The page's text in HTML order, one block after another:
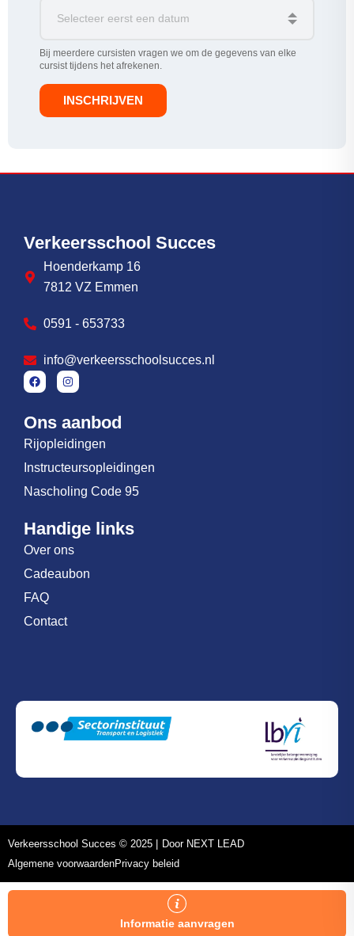
Bij meerdere cursisten vragen we om de gegevens van elke
cursist tijdens het afrekenen.
INSCHRIJVEN
Verkeersschool Succes
Hoenderkamp 16
7812 VZ Emmen
0591 - 653733
info@verkeersschoolsucces.nl
Ons aanbod
Rijopleidingen
Instructeursopleidingen
Nascholing Code 95
Handige links
Over ons
Cadeaubon
FAQ
Contact
Verkeersschool Succes © 2025 |
Door NEXT LEAD
Algemene voorwaardenPrivacy beleid
Informatie aanvragen